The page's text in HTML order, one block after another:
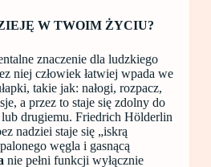
W TWOIM ŻYCIU?
znaczenie dla ludzkiego
niej człowiek łatwiej wpada we
takie jak: nałogi, rozpacz,
a przez to staje się zdolny do
drugiemu. Friedrich Hölderlin
nadziei staje się „iskrą
węgla i gasnącą
nie pełni funkcji wyłącznie